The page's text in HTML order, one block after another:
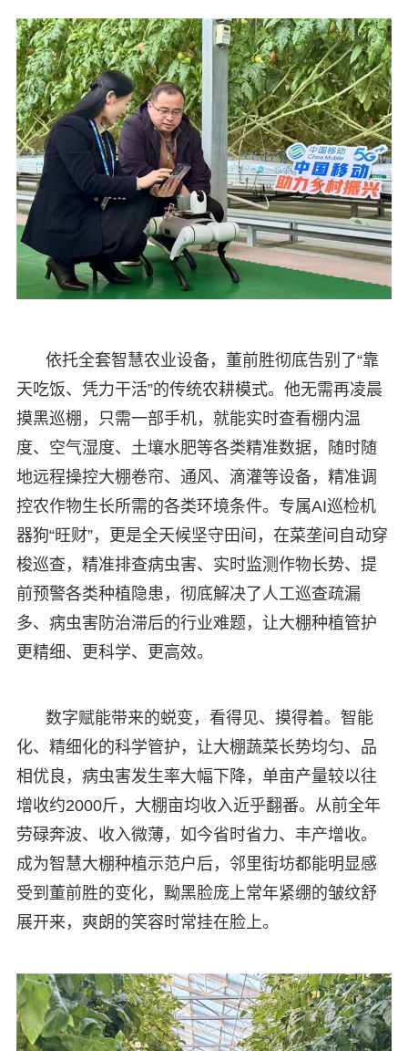
依托全套智慧农业设备，董前胜彻底告别了“靠
天吃饭、凭力干活”的传统农耕模式。他无需再凌晨
摸黑巡棚，只需一部手机，就能实时查看棚内温
度、空气湿度、土壤水肥等各类精准数据，随时随
地远程操控大棚卷帘、通风、滴灌等设备，精准调
控农作物生长所需的各类环境条件。专属AI巡检机
器狗“旺财”，更是全天候坚守田间，在菜垄间自动穿
梭巡查，精准排查病虫害、实时监测作物长势、提
前预警各类种植隐患，彻底解决了人工巡查疏漏
多、病虫害防治滞后的行业难题，让大棚种植管护
更精细、更科学、更高效。
数字赋能带来的蜕变，看得见、摸得着。智能
化、精细化的科学管护，让大棚蔬菜长势均匀、品
相优良，病虫害发生率大幅下降，单亩产量较以往
增收约2000斤，大棚亩均收入近乎翻番。从前全年
劳碌奔波、收入微薄，如今省时省力、丰产增收。
成为智慧大棚种植示范户后，邻里街坊都能明显感
受到董前胜的变化，黝黑脸庞上常年紧绷的皱纹舒
展开来，爽朗的笑容时常挂在脸上。